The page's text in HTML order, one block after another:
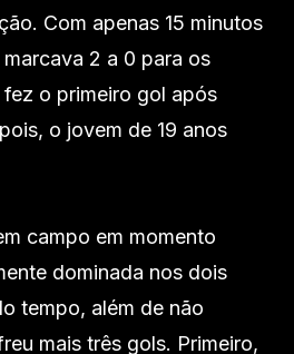
Com apenas 15 minutos
2 a 0 para os
o primeiro gol após
o jovem de 19 anos
campo em momento
dominada nos dois
tempo, além de não
mais três gols. Primeiro,